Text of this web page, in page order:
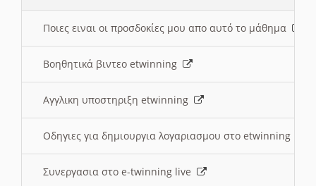
Ποιες ειναι οι προσδοκίες μου απο αυτό το μάθημα
Βοηθητικά βιντεο etwinning
Αγγλικη υποστηριξη etwinning
Οδηγιες για δημιουργια λογαριασμου στο etwinning
Συνεργασια στο e-twinning live